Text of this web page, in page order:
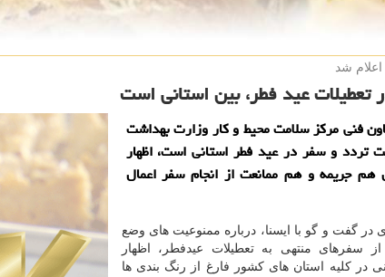
شد
تعطیلات عید فطر، بین استانی است
فنی مرکز سلامت محیط و کار وزارت بهداشت
تردد و سفر در عید فطر استانی است، اظهار
جریمه و هم ممانعت از انجام سفر اعمال
گفت و گو با ایسنا، درباره ممنوعیت های وضع
سفرهای منتهی به تعطیلات عیدفطر، اظهار
در کلیه استان های کشور فارغ از رنگ بندی ها